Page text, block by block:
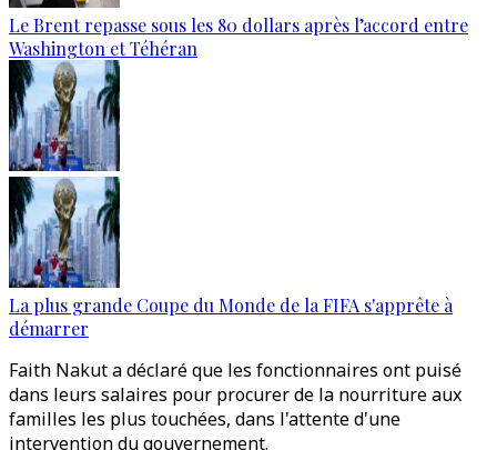
Le Brent repasse sous les 80 dollars après l’accord entre
Washington et Téhéran
La plus grande Coupe du Monde de la FIFA s'apprête à
démarrer
Faith Nakut a déclaré que les fonctionnaires ont puisé
dans leurs salaires pour procurer de la nourriture aux
familles les plus touchées, dans l'attente d'une
intervention du gouvernement.